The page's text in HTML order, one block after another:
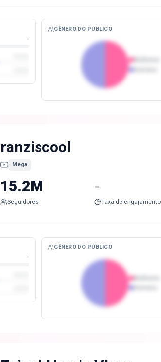
-
GÊNERO DO PÚBLICO
Mulheres
ranziscool
Mega
15.2M
Seguidores
-
Taxa de engajamento
-
GÊNERO DO PÚBLICO
Mulheres